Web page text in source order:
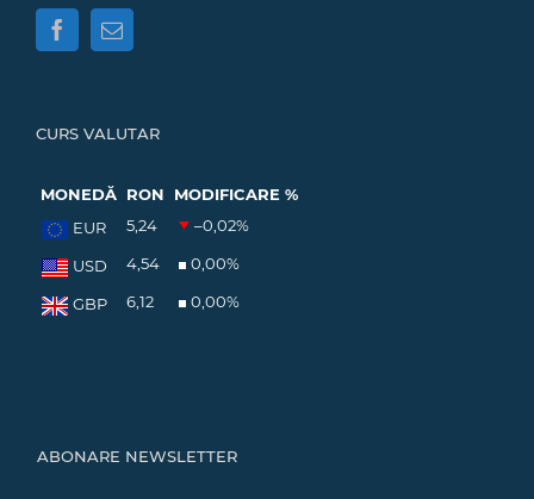
CURS VALUTAR
MONEDĂ RON
MODIFICARE %
EUR
5,24 –0,02%
USD 4,54 0,00%
GBP 6,12 0,00%
ABONARE NEWSLETTER